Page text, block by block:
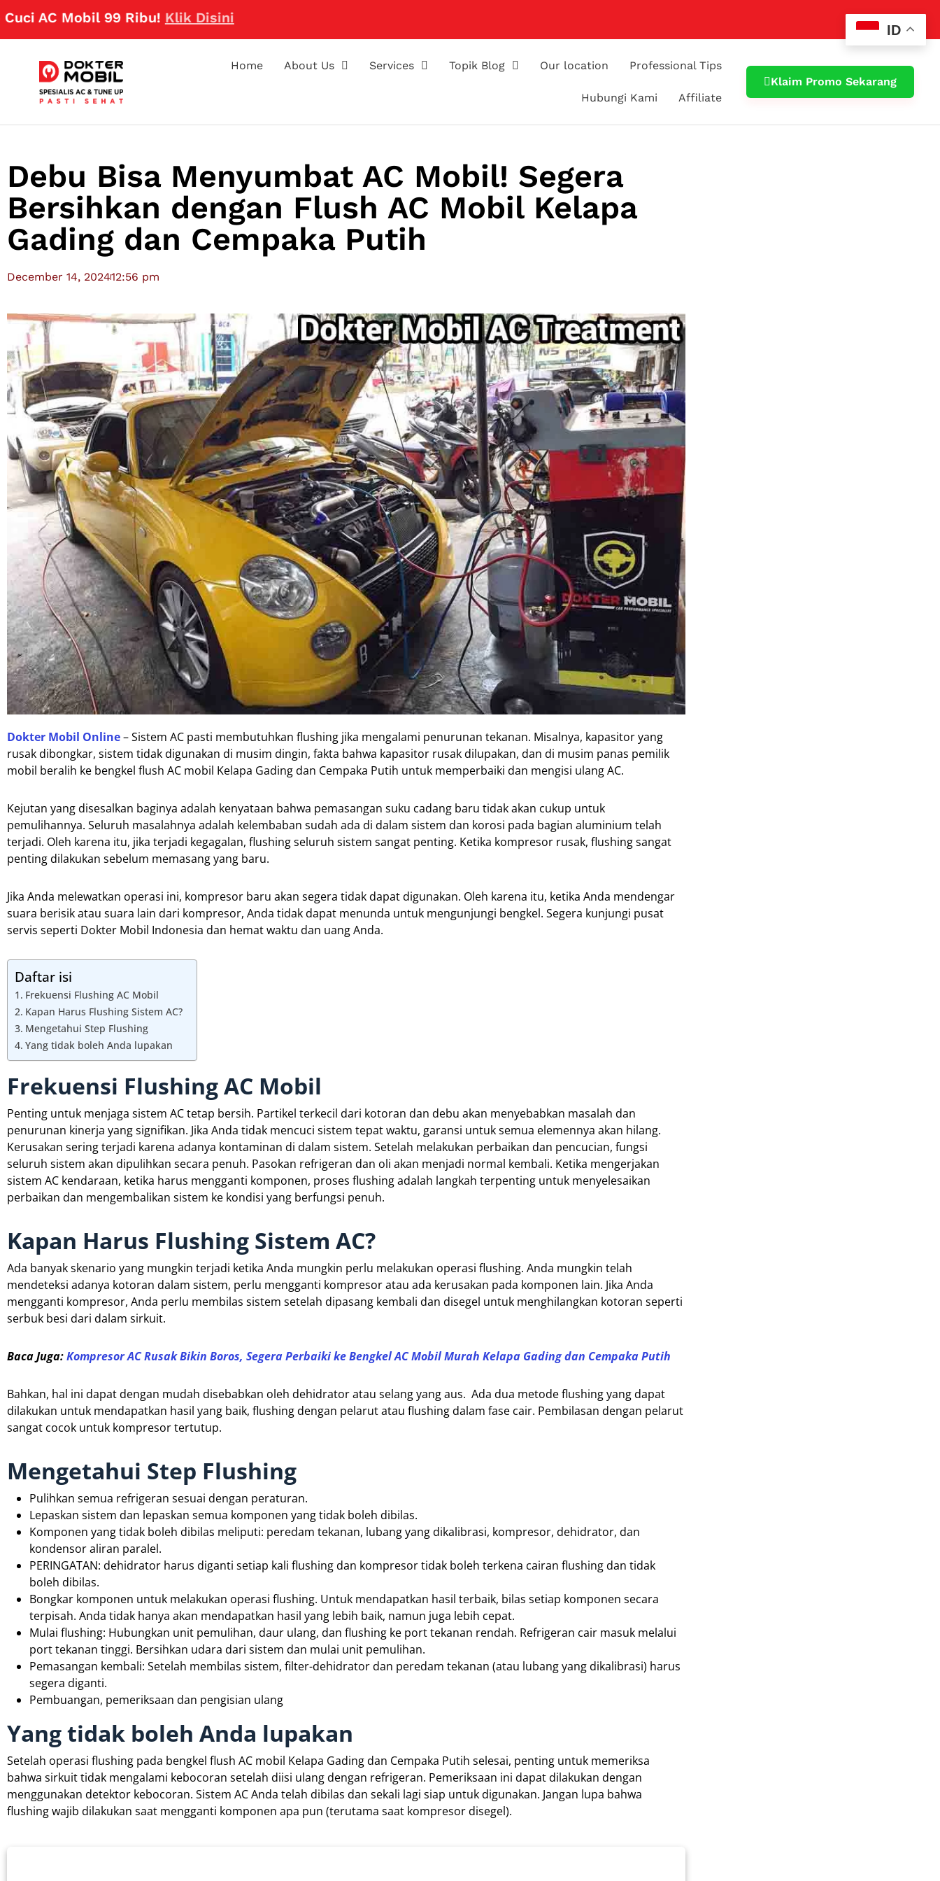
Mobil 99 Ribu!Klik Disini
Home About Us Services Topik Blog Our location Professional Tips
Hubungi Kami Affiliate
Klaim Promo Sekarang
Debu Bisa Menyumbat AC Mobil! Segera
Bersihkan dengan Flush AC Mobil Kelapa
Gading dan Cempaka Putih
December 14, 202412:56 pm
Dokter Mobil Online– Sistem AC pasti membutuhkan flushing jika mengalami penurunan tekanan. Misalnya, kapasitor yang
rusak dibongkar, sistem tidak digunakan di musim dingin, fakta bahwa kapasitor rusak dilupakan, dan di musim panas pemilik
mobil beralih ke bengkel flush AC mobil Kelapa Gading dan Cempaka Putih untuk memperbaiki dan mengisi ulang AC.
Kejutan yang disesalkan baginya adalah kenyataan bahwa pemasangan suku cadang baru tidak akan cukup untuk
pemulihannya. Seluruh masalahnya adalah kelembaban sudah ada di dalam sistem dan korosi pada bagian aluminium telah
terjadi. Oleh karena itu, jika terjadi kegagalan, flushing seluruh sistem sangat penting. Ketika kompresor rusak, flushing sangat
penting dilakukan sebelum memasang yang baru.
Jika Anda melewatkan operasi ini, kompresor baru akan segera tidak dapat digunakan. Oleh karena itu, ketika Anda mendengar
suara berisik atau suara lain dari kompresor, Anda tidak dapat menunda untuk mengunjungi bengkel. Segera kunjungi pusat
servis seperti Dokter Mobil Indonesia dan hemat waktu dan uang Anda.
Daftar isi
Frekuensi Flushing AC Mobil
Kapan Harus Flushing Sistem AC?
Mengetahui Step Flushing
Yang tidak boleh Anda lupakan
Frekuensi Flushing AC Mobil
Penting untuk menjaga sistem AC tetap bersih. Partikel terkecil dari kotoran dan debu akan menyebabkan masalah dan
penurunan kinerja yang signifikan. Jika Anda tidak mencuci sistem tepat waktu, garansi untuk semua elemennya akan hilang.
Kerusakan sering terjadi karena adanya kontaminan di dalam sistem. Setelah melakukan perbaikan dan pencucian, fungsi
seluruh sistem akan dipulihkan secara penuh. Pasokan refrigeran dan oli akan menjadi normal kembali. Ketika mengerjakan
sistem AC kendaraan, ketika harus mengganti komponen, proses flushing adalah langkah terpenting untuk menyelesaikan
perbaikan dan mengembalikan sistem ke kondisi yang berfungsi penuh.
Kapan Harus Flushing Sistem AC?
Ada banyak skenario yang mungkin terjadi ketika Anda mungkin perlu melakukan operasi flushing. Anda mungkin telah
mendeteksi adanya kotoran dalam sistem, perlu mengganti kompresor atau ada kerusakan pada komponen lain. Jika Anda
mengganti kompresor, Anda perlu membilas sistem setelah dipasang kembali dan disegel untuk menghilangkan kotoran seperti
serbuk besi dari dalam sirkuit.
Baca Juga:Kompresor AC Rusak Bikin Boros, Segera Perbaiki ke Bengkel AC Mobil Murah Kelapa Gading dan Cempaka Putih
Bahkan, hal ini dapat dengan mudah disebabkan oleh dehidrator atau selang yang aus. Ada dua metode flushing yang dapat
dilakukan untuk mendapatkan hasil yang baik, flushing dengan pelarut atau flushing dalam fase cair. Pembilasan dengan pelarut
sangat cocok untuk kompresor tertutup.
Mengetahui Step Flushing
Pulihkan semua refrigeran sesuai dengan peraturan.
Lepaskan sistem dan lepaskan semua komponen yang tidak boleh dibilas.
Komponen yang tidak boleh dibilas meliputi: peredam tekanan, lubang yang dikalibrasi, kompresor, dehidrator, dan
kondensor aliran paralel.
PERINGATAN: dehidrator harus diganti setiap kali flushing dan kompresor tidak boleh terkena cairan flushing dan tidak
boleh dibilas.
Bongkar komponen untuk melakukan operasi flushing. Untuk mendapatkan hasil terbaik, bilas setiap komponen secara
terpisah. Anda tidak hanya akan mendapatkan hasil yang lebih baik, namun juga lebih cepat.
Mulai flushing: Hubungkan unit pemulihan, daur ulang, dan flushing ke port tekanan rendah. Refrigeran cair masuk melalui
port tekanan tinggi. Bersihkan udara dari sistem dan mulai unit pemulihan.
Pemasangan kembali: Setelah membilas sistem, filter-dehidrator dan peredam tekanan (atau lubang yang dikalibrasi) harus
segera diganti.
Pembuangan, pemeriksaan dan pengisian ulang
Yang tidak boleh Anda lupakan
Setelah operasi flushing pada bengkel flush AC mobil Kelapa Gading dan Cempaka Putih selesai, penting untuk memeriksa
bahwa sirkuit tidak mengalami kebocoran setelah diisi ulang dengan refrigeran. Pemeriksaan ini dapat dilakukan dengan
menggunakan detektor kebocoran. Sistem AC Anda telah dibilas dan sekali lagi siap untuk digunakan. Jangan lupa bahwa
flushing wajib dilakukan saat mengganti komponen apa pun (terutama saat kompresor disegel).
ID